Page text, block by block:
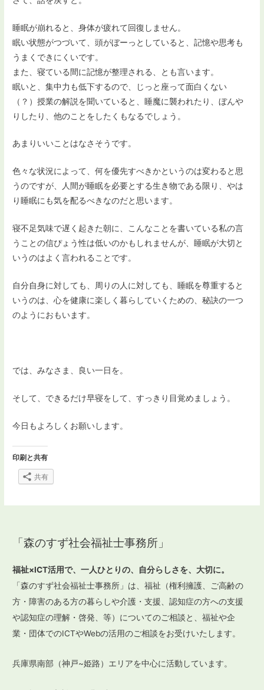
睡眠が崩れると、身体が疲れて回復しません。
眠い状態がつづいて、頭がぼーっとしていると、記憶や思考も
うまくできにくいです。
また、寝ている間に記憶が整理される、とも言います。
眠いと、集中力も低下するので、じっと座って面白くない
（？）授業の解説を聞いていると、睡魔に襲われたり、ぼんや
りしたり、他のことをしたくもなるでしょう。
あまりいいことはなさそうです。
色々な状況によって、何を優先すべきかというのは変わると思
うのですが、人間が睡眠を必要とする生き物である限り、やは
り睡眠にも気を配るべきなのだと思います。
寝不足気味で遅く起きた朝に、こんなことを書いている私の言
うことの信ぴょう性は低いのかもしれませんが、睡眠が大切と
いうのはよく言われることです。
自分自身に対しても、周りの人に対しても、睡眠を尊重すると
いうのは、心を健康に楽しく暮らしていくための、秘訣の一つ
のようにおもいます。
では、みなさま、良い一日を。
そして、できるだけ早寝をして、すっきり目覚めましょう。
今日もよろしくお願いします。
印刷と共有
共有
「森のすず社会福祉士事務所」
福祉×ICT活用で、一人ひとりの、自分らしさを、大切に。
「森のすず社会福祉士事務所」は、福祉（権利擁護、ご高齢の
方・障害のある方の暮らしや介護・支援、認知症の方への支援
や認知症の理解・啓発、等）についてのご相談と、福祉や企
業・団体でのICTやWebの活用のご相談をお受けいたします。
兵庫県南部（神戸~姫路）エリアを中心に活動しています。